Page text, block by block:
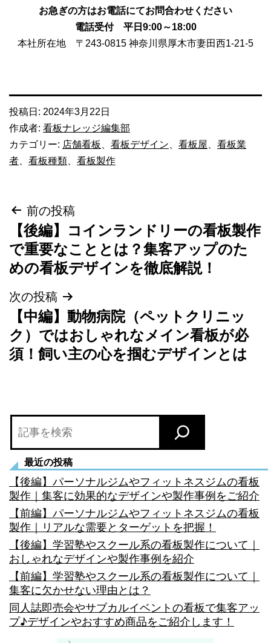
お急ぎの方はお電話にてお問合わせください
電話受付 平日9:00～18:00
本社所在地 〒243-0815 神奈川県厚木市妻田西1-21-5
投稿日: 2024年3月22日
作成者: 看板ナレッジ編集部
カテゴリー: 店舗看板 看板デザイン 看板屋
看板業
者
看板種類 看板製作
投
稿
ナ
ビ
ゲ
ー
シ
ン
前の投稿
【後編】コインランドリーの看板製作
で重要なこととは？集客アップのた
めの看板デザインを徹底解説！
次の投稿
【中編】動物病院（ペットクリニッ
ク）ではおしゃれなメイン看板が必
須！飼い主の心を掴むデザインとは
索
最近の投稿
【後編】パーソナルジムやフィットネスジムの看板
製作｜集客に効果的なデザインや製作事例をご紹介
【前編】パーソナルジムやフィットネスジムの看板
製作｜リアルな需要とターゲットを把握！
【後編】学習塾やスクール系の看板製作について｜
おしゃれなデザインや製作事例を紹介
【前編】学習塾やスクール系の看板製作について｜
集客に欠かせない理由とは？
同人誌即売会やサブカルイベントの看板で集客アッ
プ♪デザインやおすすめ商品をご紹介します！